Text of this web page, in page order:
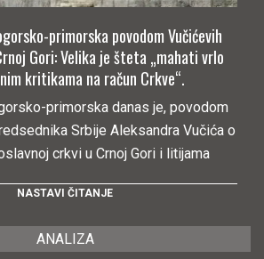
primorska povodom Vučićevih
Gori: Velika je šteta „mahati vrlo
kritikama na račun Crkve“.
primorska danas je, povodom
Srbije Aleksandra Vučića o
crkvi u Crnoj Gori i litijama
NASTAVI ČITANJE
ANALIZA